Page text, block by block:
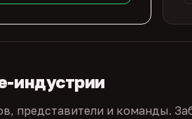
индустрии
представители и команды.